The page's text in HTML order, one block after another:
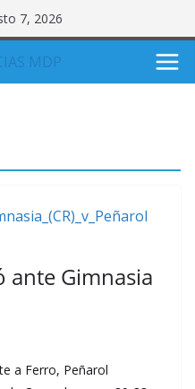
7, 2026
ante Gimnasia
a Ferro, Peñarol